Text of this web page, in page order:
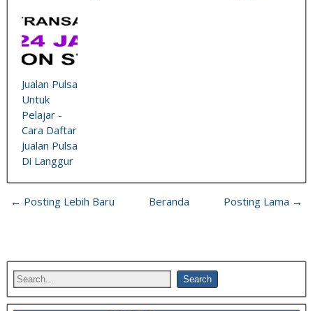
Jualan Pulsa
Untuk
Pelajar -
Cara Daftar
Jualan Pulsa
Di Langgur
← Posting Lebih Baru Posting Lama →
Beranda